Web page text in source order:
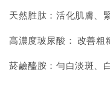
天然胜肽：活化肌膚、
高濃度玻尿酸： 改善粗
菸鹼醯胺：勻白淡斑、